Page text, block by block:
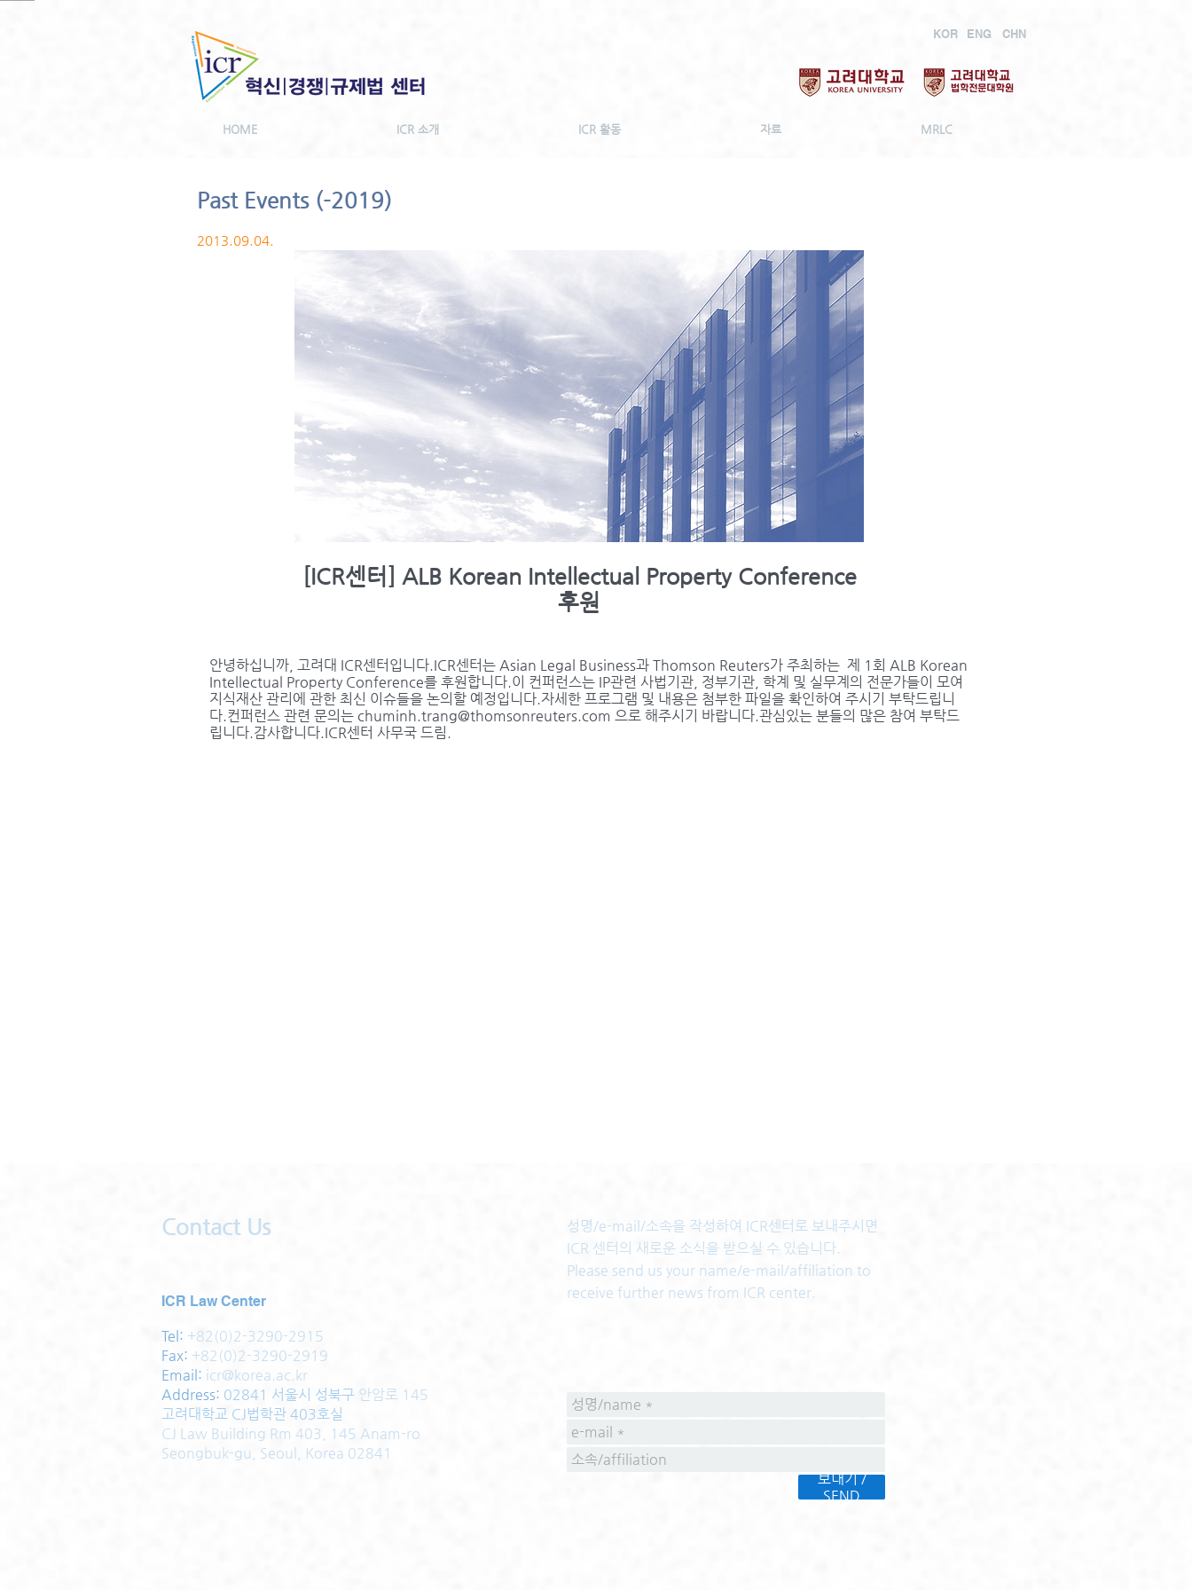
KOR ENG CHN
HOME ICR 소개 ICR 활동 자료 MRLC
Past Events (-2019)
2013.09.04.
[ICR센터] ALB Korean Intellectual Property Conference
후원
안녕하십니까, 고려대 ICR센터입니다.ICR센터는 Asian Legal Business과 Thomson Reuters가 주최하는 제 1회 ALB Korean
Intellectual Property Conference를 후원합니다.이 컨퍼런스는 IP관련 사법기관, 정부기관, 학계 및 실무계의 전문가들이 모여
지식재산 관리에 관한 최신 이슈들을 논의할 예정입니다.자세한 프로그램 및 내용은 첨부한 파일을 확인하여 주시기 부탁드립니
다.컨퍼런스 관련 문의는 chuminh.trang@thomsonreuters.com 으로 해주시기 바랍니다.관심있는 분들의 많은 참여 부탁드
립니다.감사합니다.ICR센터 사무국 드림.
Contact Us
ICR Law Center
Tel: +82(0)2-3290-2915
Fax: +82(0)2-3290-2919
Email: icr@korea.ac.kr
Address: 02841 서울시 성북구 안암로 145
고려대학교 CJ법학관 403호실
CJ Law Building Rm 403, 145 Anam-ro
Seongbuk-gu, Seoul, Korea 02841
성명/e-mail/소속을 작성하여 ICR센터로 보내주시면
ICR 센터의 새로운 소식을 받으실 수 있습니다.
Please send us your name/e-mail/affiliation to
receive further news from ICR center.
보내기 /
SEND